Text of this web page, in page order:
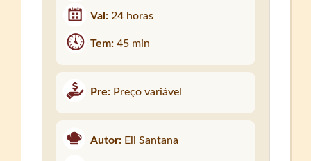
Val: 24 horas
Tem:45 min
Pre: Preço variável
Autor: Eli Santana